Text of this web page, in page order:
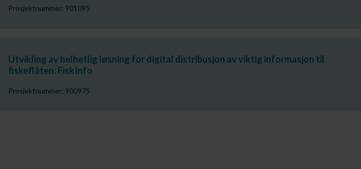
Prosjektnummer: 901095
Utvikling av helhetlig løsning for digital distribusjon av viktig informasjon til
fiskeflåten: FiskInfo
Prosjektnummer: 900975